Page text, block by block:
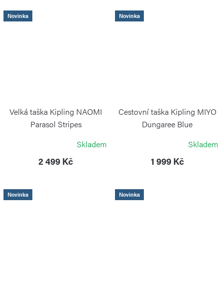
Novinka
Velká taška Kipling NAOMI
Parasol Stripes
Skladem
2 499 Kč
Novinka
Cestovní taška Kipling MIYO
Dungaree Blue
Skladem
1 999 Kč
Novinka Novinka